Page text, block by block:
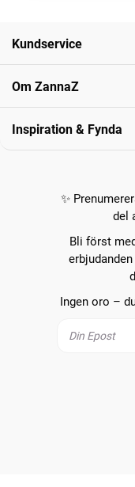
Kundservice
Om ZannaZ
Inspiration & Fynda
✨
del
Bli först
Ingen oro –